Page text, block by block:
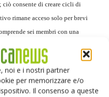
noi e i nostri partner
per memorizzare e/o
Il consenso a queste
ciò consente di creare cicli di
rimane acceso solo per brevi
sei membri con una